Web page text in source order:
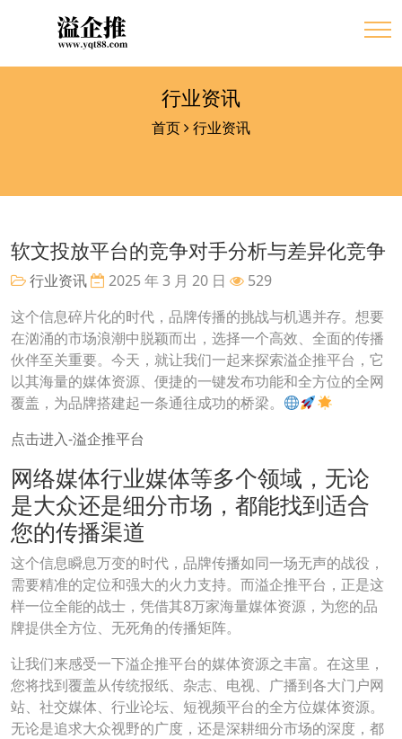
行业资讯
首页 行业资讯
软文投放平台的竞争对手分析与差异化竞争
行业资讯 2025 年 3 月 20 日
529
这个信息碎片化的时代，品牌传播的挑战与机遇并存。想要
在汹涌的市场浪潮中脱颖而出，选择一个高效、全面的传播
伙伴至关重要。今天，就让我们一起来探索溢企推平台，它
以其海量的媒体资源、便捷的一键发布功能和全方位的全网
覆盖，为品牌搭建起一条通往成功的桥梁。
点击进入-溢企推平台
网络媒体行业媒体等多个领域，无论
是大众还是细分市场，都能找到适合
您的传播渠道
这个信息瞬息万变的时代，品牌传播如同一场无声的战役，
需要精准的定位和强大的火力支持。而溢企推平台，正是这
样一位全能的战士，凭借其8万家海量媒体资源，为您的品
牌提供全方位、无死角的传播矩阵。
让我们来感受一下溢企推平台的媒体资源之丰富。在这里，
您将找到覆盖从传统报纸、杂志、电视、广播到各大门户网
站、社交媒体、行业论坛、短视频平台的全方位媒体资源。
无论是追求大众视野的广度，还是深耕细分市场的深度，都